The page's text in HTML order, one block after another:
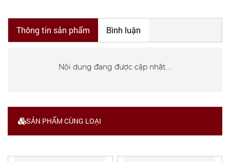
Thông tin sản phẩm Bình luận
Nội dung đang được cập nhật....
SẢN PHẨM CÙNG LOẠI